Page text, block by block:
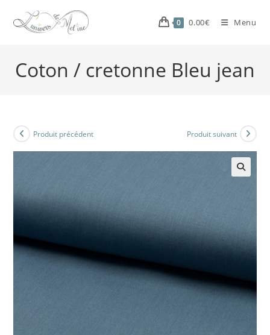
0 0.00€ Menu
Coton / cretonne Bleu jean
Produit précédent Produit suivant